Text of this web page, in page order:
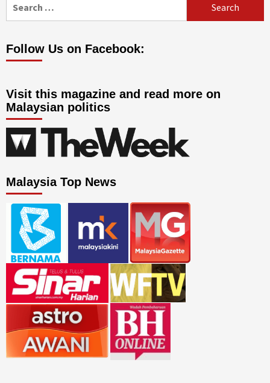
for:
Follow Us on Facebook:
Visit this magazine and read more on
Malaysian politics
Malaysia Top News